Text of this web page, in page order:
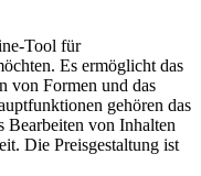
Tool für
Es ermöglicht das
von Formen und das
gehören das
Bearbeiten von Inhalten
Die Preisgestaltung ist